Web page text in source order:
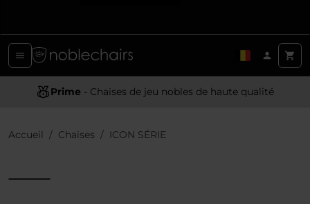
Prime - Chaises de jeu nobles de haute qualité
Accueil Chaises ICON SÉRIE